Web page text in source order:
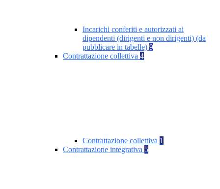
Incarichi conferiti e autorizzati ai
dipendenti (dirigenti e non dirigenti) (da
pubblicare in tabelle) 9
Contrattazione collettiva 4
Contrattazione collettiva 1
Contrattazione integrativa 5